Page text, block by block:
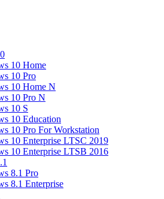
10 Home
10 Pro
10 Home N
10 Pro N
10 S
10 Education
10 Pro For Workstation
10 Enterprise LTSC 2019
10 Enterprise LTSB 2016
8.1 Pro
8.1 Enterprise